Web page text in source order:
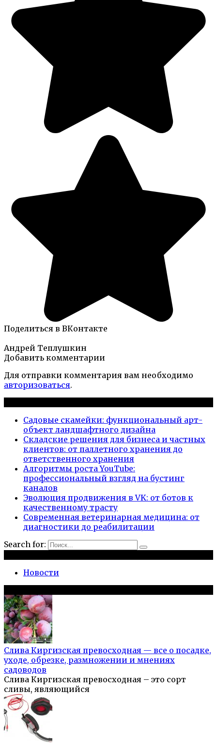
Поделиться в ВКонтакте
Андрей Теплушкин
Добавить комментарии
Для отправки комментария вам необходимо
авторизоваться.
Садовые скамейки: функциональный арт-
объект ландшафтного дизайна
Складские решения для бизнеса и частных
клиентов: от паллетного хранения до
ответственного хранения
Алгоритмы роста YouTube:
профессиональный взгляд на бустинг
каналов
Эволюция продвижения в VK: от ботов к
качественному трасту
Современная ветеринарная медицина: от
диагностики до реабилитации
Search for:
Новости
Слива Киргизская превосходная — все о посадке,
уходе, обрезке, размножении и мнениях
садоводов
Слива Киргизская превосходная – это сорт
сливы, являющийся